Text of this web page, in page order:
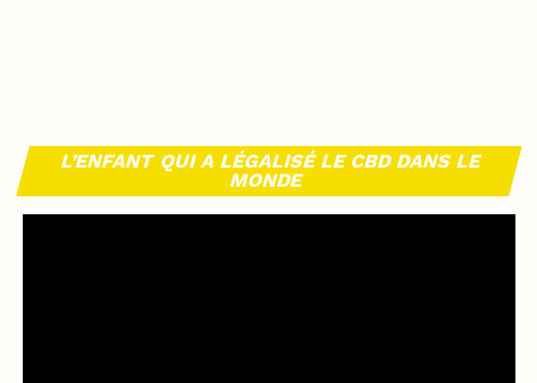
L’ENFANT QUI A LÉGALISÉ LE CBD DANS LE
MONDE